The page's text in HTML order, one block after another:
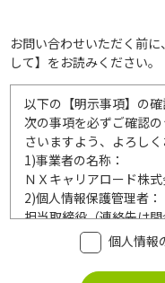
お問い合わせいただく前
して】をお読みください。
以下の【明示事項】の確
次の事項を必ずご確認
さいますよう、よろしく
1)事業者の名称：
ＮＸキャリアロード株
2)個人情報保護管理者：
担当取締役（連絡先は
利用目的：
ご記入頂いた個人情報
利用いたします。
個人情報